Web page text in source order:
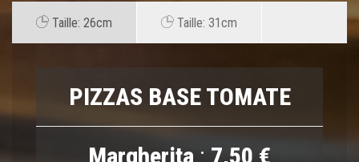
Taille: 26cm Taille: 31cm
PIZZAS BASE TOMATE
Margherita : 7,50 €